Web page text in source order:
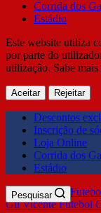
Corrida dos
Estádio
Este website utiliza
por parte do
utilização. Sabe mais
Aceitar Rejeitar
Descontos
Inscrição de
Loja Online
Corrida dos
Estádio
Gil Vicente Futebol
Pesquisar